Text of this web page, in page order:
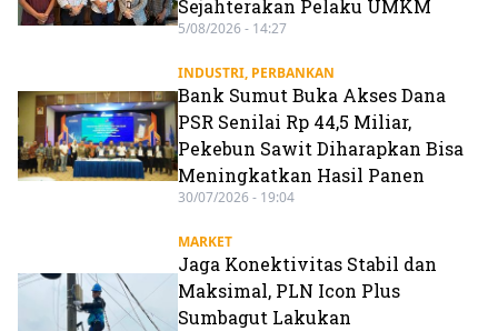
Sejahterakan Pelaku UMKM
5/08/2026 - 14:27
INDUSTRI, PERBANKAN
Bank Sumut Buka Akses Dana
PSR Senilai Rp 44,5 Miliar,
Pekebun Sawit Diharapkan Bisa
Meningkatkan Hasil Panen
30/07/2026 - 19:04
MARKET
Jaga Konektivitas Stabil dan
Maksimal, PLN Icon Plus
Sumbagut Lakukan